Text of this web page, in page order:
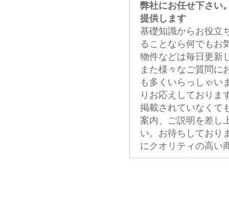
弊社にお任せ下さい
提供します
基礎知識からお役立
ることなら何でもお
物件などは毎日更新
また様々なご質問に
も多くいらっしゃい
りお応えしておりま
掲載されていなくて
案内、ご説明を差し
い。お待ちしており
にクオリティの高い